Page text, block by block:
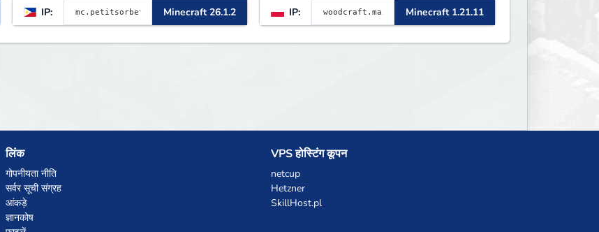
IP: Minecraft 26.1.2
IP:
Minecraft 1.21.11
लिंक
गोपनीयता नीति
सर्वर सूची संग्रह
आंकड़े
ज्ञानकोष
VPS होस्टिंग कूपन
netcup
Hetzner
SkillHost.pl